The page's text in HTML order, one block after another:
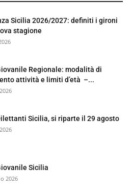
Sicilia 2026/2027: definiti i gironi
stagione
Regionale: modalità di
attività e limiti d’età –...
Sicilia, si riparte il 29 agosto
Sicilia
2026